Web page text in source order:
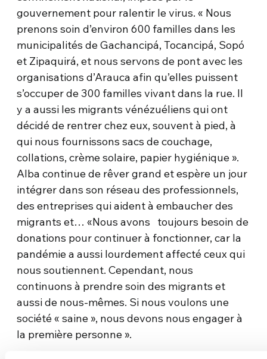
gouvernement pour ralentir le virus. « Nous
prenons soin d’environ 600 familles dans les
municipalités de Gachancipá, Tocancipá, Sopó
et Zipaquirá, et nous servons de pont avec les
organisations d’Arauca afin qu’elles puissent
s’occuper de 300 familles vivant dans la rue. Il
y a aussi les migrants vénézuéliens qui ont
décidé de rentrer chez eux, souvent à pied, à
qui nous fournissons sacs de couchage,
collations, crème solaire, papier hygiénique ».
Alba continue de rêver grand et espère un jour
intégrer dans son réseau des professionnels,
des entreprises qui aident à embaucher des
migrants et… «Nous avons toujours besoin de
donations pour continuer à fonctionner, car la
pandémie a aussi lourdement affecté ceux qui
nous soutiennent. Cependant, nous
continuons à prendre soin des migrants et
aussi de nous-mêmes. Si nous voulons une
société « saine », nous devons nous engager à
la première personne ».